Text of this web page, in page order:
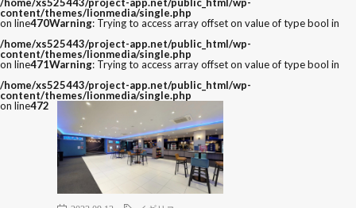
content/themes/lionmedia/single.php
on line470Warning: Trying to access array offset on value of type bool in
/home/xs525443/project-app.net/public_html/wp-
content/themes/lionmedia/single.php
on line471Warning: Trying to access array offset on value of type bool in
/home/xs525443/project-app.net/public_html/wp-
content/themes/lionmedia/single.php
on line472